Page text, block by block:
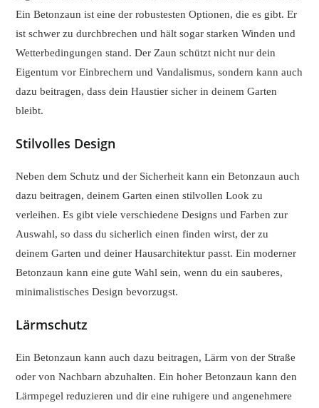
Ein Betonzaun ist eine der robustesten Optionen, die es gibt. Er
ist schwer zu durchbrechen und hält sogar starken Winden und
Wetterbedingungen stand. Der Zaun schützt nicht nur dein
Eigentum vor Einbrechern und Vandalismus, sondern kann auch
dazu beitragen, dass dein Haustier sicher in deinem Garten
bleibt.
Stilvolles Design
Neben dem Schutz und der Sicherheit kann ein Betonzaun auch
dazu beitragen, deinem Garten einen stilvollen Look zu
verleihen. Es gibt viele verschiedene Designs und Farben zur
Auswahl, so dass du sicherlich einen finden wirst, der zu
deinem Garten und deiner Hausarchitektur passt. Ein moderner
Betonzaun kann eine gute Wahl sein, wenn du ein sauberes,
minimalistisches Design bevorzugst.
Lärmschutz
Ein Betonzaun kann auch dazu beitragen, Lärm von der Straße
oder von Nachbarn abzuhalten. Ein hoher Betonzaun kann den
Lärmpegel reduzieren und dir eine ruhigere und angenehmere